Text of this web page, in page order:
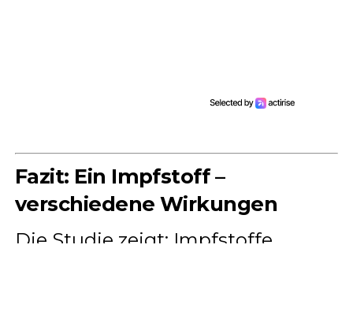
Fazit: Ein Impfstoff –
verschiedene Wirkungen
Die Studie zeigt: Impfstoffe